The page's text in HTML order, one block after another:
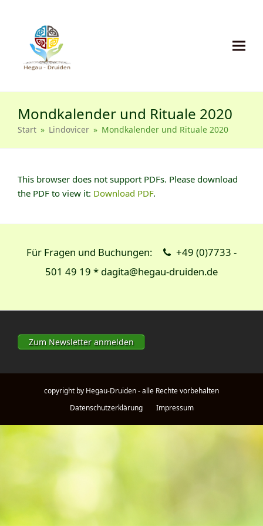
Mondkalender und Rituale 2020
Start » Lindovicer » Mondkalender und Rituale 2020
This browser does not support PDFs. Please download
the PDF to view it: Download PDF.
Für Fragen und Buchungen:
+49 (0)7733 -
501 49 19 * dagita@hegau-druiden.de
Zum Newsletter anmelden
copyright by Hegau-Druiden - alle Rechte vorbehalten
Datenschutzerklärung
Impressum